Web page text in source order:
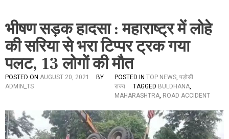
भीषण सड़क हादसा : महाराष्ट्र में लोहे
की सरिया से भरा टिप्‍पर ट्रक गया
पलट, 13 लोगों की मौत
POSTED ON AUGUST 20, 2021
BY
ADMIN_TS
POSTED IN TOP NEWS, पड़ोसी
राज्य
TAGGED BULDHANA,
MAHARASHTRA, ROAD ACCIDENT